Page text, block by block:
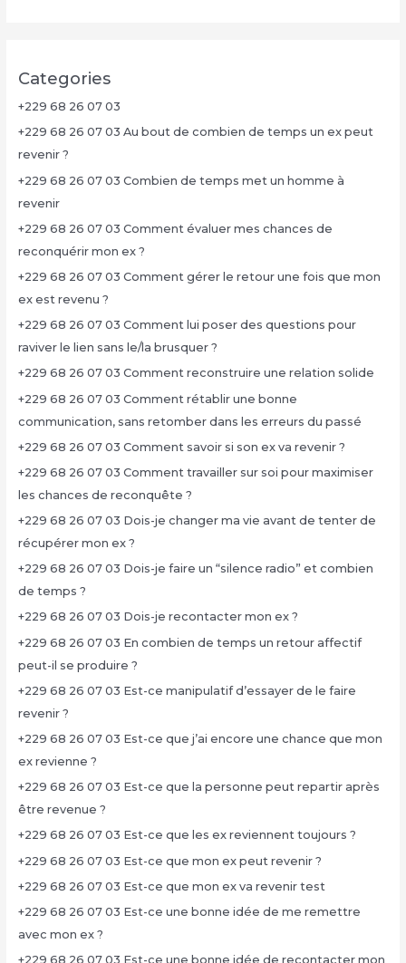
Categories
+229 68 26 07 03
+229 68 26 07 03 Au bout de combien de temps un ex peut
revenir ?
+229 68 26 07 03 Combien de temps met un homme à
revenir
+229 68 26 07 03 Comment évaluer mes chances de
reconquérir mon ex ?
+229 68 26 07 03 Comment gérer le retour une fois que mon
ex est revenu ?
+229 68 26 07 03 Comment lui poser des questions pour
raviver le lien sans le/la brusquer ?
+229 68 26 07 03 Comment reconstruire une relation solide
+229 68 26 07 03 Comment rétablir une bonne
communication, sans retomber dans les erreurs du passé
+229 68 26 07 03 Comment savoir si son ex va revenir ?
+229 68 26 07 03 Comment travailler sur soi pour maximiser
les chances de reconquête ?
+229 68 26 07 03 Dois-je changer ma vie avant de tenter de
récupérer mon ex ?
+229 68 26 07 03 Dois-je faire un “silence radio” et combien
de temps ?
+229 68 26 07 03 Dois-je recontacter mon ex ?
+229 68 26 07 03 En combien de temps un retour affectif
peut-il se produire ?
+229 68 26 07 03 Est-ce manipulatif d’essayer de le faire
revenir ?
+229 68 26 07 03 Est-ce que j’ai encore une chance que mon
ex revienne ?
+229 68 26 07 03 Est-ce que la personne peut repartir après
être revenue ?
+229 68 26 07 03 Est-ce que les ex reviennent toujours ?
+229 68 26 07 03 Est-ce que mon ex peut revenir ?
+229 68 26 07 03 Est-ce que mon ex va revenir test
+229 68 26 07 03 Est-ce une bonne idée de me remettre
avec mon ex ?
+229 68 26 07 03 Est-ce une bonne idée de recontacter mon